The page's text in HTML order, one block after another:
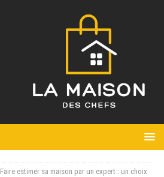
Faire estimer sa maison par un expert : un choix